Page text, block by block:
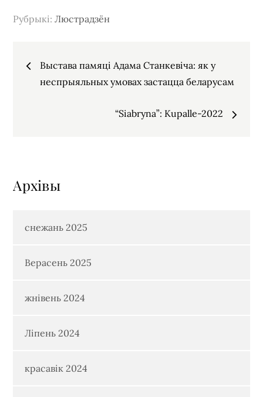
Рубрыкi:Люстрадзён
Навігацыя
па
Выстава памяці Адама Станкевіча: як у
неспрыяльных умовах застацца беларусам
“Siabryna”: Kupalle-2022
Архiвы
снежань 2025
Верасень 2025
жнівень 2024
Ліпень 2024
красавік 2024